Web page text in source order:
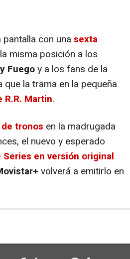
con una sexta
misma posición a los
Fuegoy a los fans de la
la trama en la pequeña
R.R. Martin.
tronos en la madrugada
el nuevo y esperado
Series en versión original
volverá a emitirlo en